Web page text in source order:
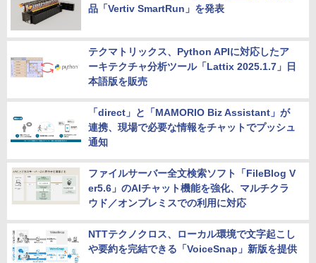
品「Vertiv SmartRun」を発表
テクマトリックス、Python APIに対応したア
ーキテクチャ分析ツール「Lattix 2025.1.7」日
本語版を販売
「direct」と「MAMORIO Biz Assistant」が
連携、現場で必要な情報をチャットでプッシュ
通知
ファイルサーバー全文検索ソフト「FileBlog V
er5.6」のAIチャット機能を強化、マルチクラ
ウド／オンプレミスでの利用に対応
NTTテクノクロス、ローカル環境で文字起こし
や要約を完結できる「VoiceSnap」新版を提供